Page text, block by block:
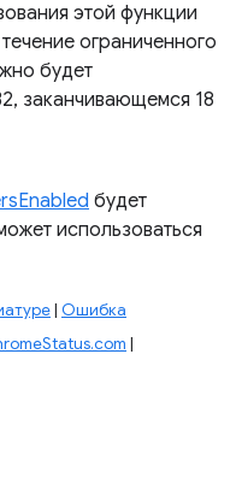
этой функции
ограниченного
будет
заканчивающемся 18
будет
использоваться
| Ошибка
|